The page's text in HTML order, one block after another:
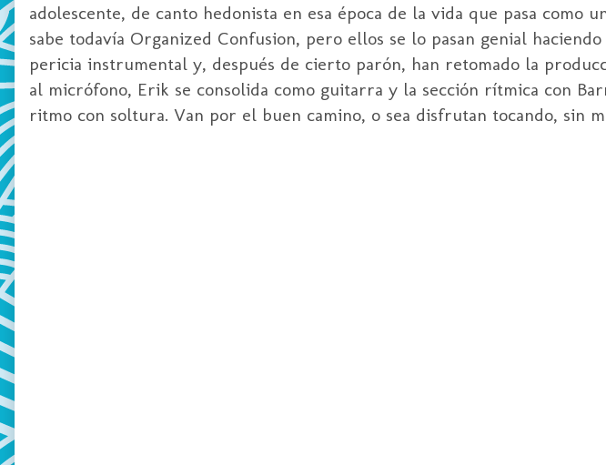
adolescente, de canto hedonista en esa época de la vida que pasa como
sabe todavía Organized Confusion, pero ellos se lo pasan genial haciendo
pericia instrumental y, después de cierto parón, han retomado la
al micrófono, Erik se consolida como guitarra y la sección rítmica con
ritmo con soltura. Van por el buen camino, o sea disfrutan tocando, sin